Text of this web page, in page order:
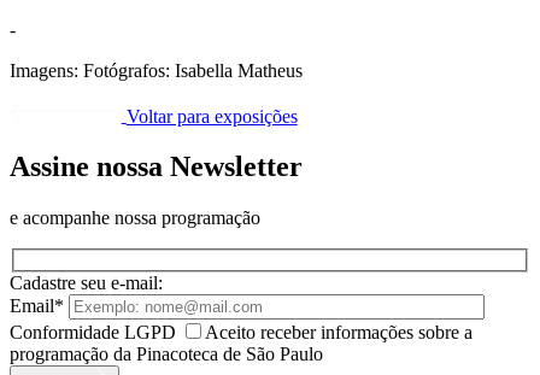
-
Imagens: Fotógrafos: Isabella Matheus
Voltar para exposições
Assine nossa Newsletter
e acompanhe nossa programação
Cadastre seu e-mail:
Email*
Conformidade LGPD
Aceito receber informações sobre a
programação da Pinacoteca de São Paulo